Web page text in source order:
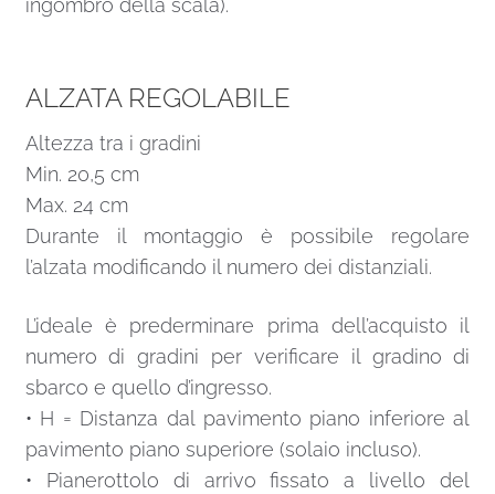
ingombro della scala).
ALZATA REGOLABILE
Altezza tra i gradini
Min. 20,5 cm
Max. 24 cm
Durante il montaggio è possibile regolare
l’alzata modificando il numero dei distanziali.
L’ideale è prederminare prima dell’acquisto il
numero di gradini per verificare il gradino di
sbarco e quello d’ingresso.
• H = Distanza dal pavimento piano inferiore al
pavimento piano superiore (solaio incluso).
• Pianerottolo di arrivo fissato a livello del